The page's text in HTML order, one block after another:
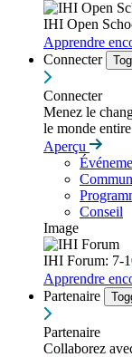
IHI Open
Apprendre
Connecter
Connecter
Menez le
le monde
Aperçu
Conseil
Image
IHI Forum: 7-
Apprendre
Partenaire
Partenaire
Collaborez